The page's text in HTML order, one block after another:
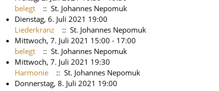
belegt
:: St. Johannes Nepomuk
Dienstag, 6. Juli 2021 19:00
Liederkranz
:: St. Johannes Nepomuk
Mittwoch, 7. Juli 2021 15:00 - 17:00
belegt
:: St. Johannes Nepomuk
Mittwoch, 7. Juli 2021 19:30
Harmonie
:: St. Johannes Nepomuk
Donnerstag, 8. Juli 2021 19:00